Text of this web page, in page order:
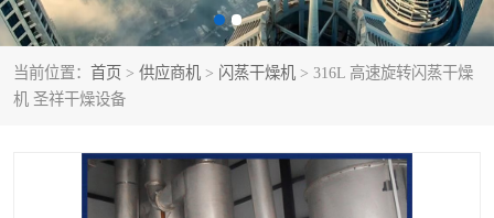
当前位置： 首页 > 供应商机 > 闪蒸干燥机 > 316L 高速旋转闪蒸干燥
机 圣祥干燥设备
干燥机 闪蒸干燥机
桨叶干燥机 高速混合机
带式干燥机